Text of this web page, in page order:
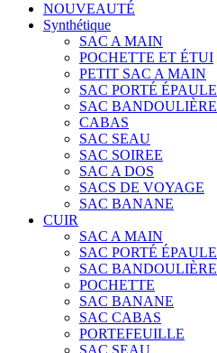
NOUVEAUTÉ
Synthétique
SAC A MAIN
POCHETTE ET ÉTUI
PETIT SAC A MAIN
SAC PORTÉ ÉPAULE
SAC BANDOULIÈRE
CABAS
SAC SEAU
SAC SOIREE
SAC A DOS
SACS DE VOYAGE
SAC BANANE
CUIR
SAC A MAIN
SAC PORTÉ ÉPAULE
SAC BANDOULIÈRE
POCHETTE
SAC BANANE
SAC CABAS
PORTEFEUILLE
SAC SEAU